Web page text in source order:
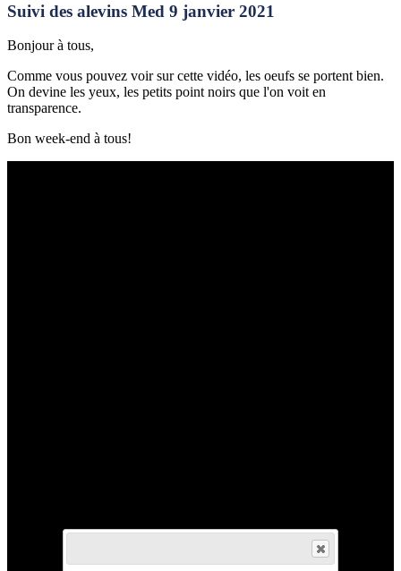
Suivi des alevins Med 9 janvier 2021
Bonjour à tous,
Comme vous pouvez voir sur cette vidéo, les oeufs se portent bien.
On devine les yeux, les petits point noirs que l'on voit en
transparence.
Bon week-end à tous!